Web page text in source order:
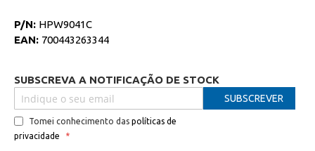
P/N: HPW9041C
EAN: 700443263344
SUBSCREVA A NOTIFICAÇÃO DE STOCK
Tomei conhecimento das políticas de
privacidade
SUBSCREVER